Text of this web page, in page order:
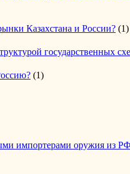
Казахстана и России? (1)
государственных
(1)
импортерами оружия из РФ